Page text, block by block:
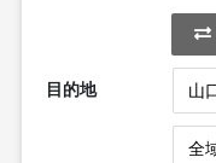
目的地